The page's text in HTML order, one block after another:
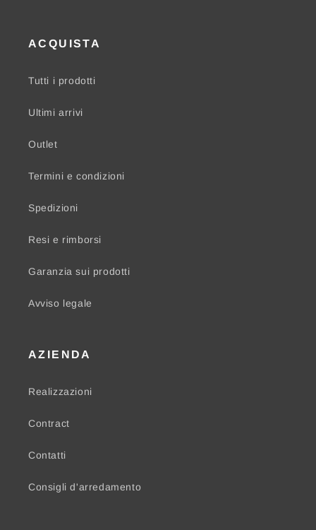
ACQUISTA
Tutti i prodotti
Ultimi arrivi
Outlet
Termini e condizioni
Spedizioni
Resi e rimborsi
Garanzia sui prodotti
Avviso legale
AZIENDA
Realizzazioni
Contract
Contatti
Consigli d'arredamento